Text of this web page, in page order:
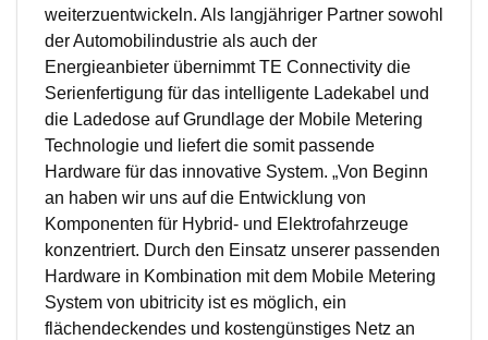
weiterzuentwickeln. Als langjähriger Partner sowohl
der Automobilindustrie als auch der
Energieanbieter übernimmt TE Connectivity die
Serienfertigung für das intelligente Ladekabel und
die Ladedose auf Grundlage der Mobile Metering
Technologie und liefert die somit passende
Hardware für das innovative System. „Von Beginn
an haben wir uns auf die Entwicklung von
Komponenten für Hybrid- und Elektrofahrzeuge
konzentriert. Durch den Einsatz unserer passenden
Hardware in Kombination mit dem Mobile Metering
System von ubitricity ist es möglich, ein
flächendeckendes und kostengünstiges Netz an